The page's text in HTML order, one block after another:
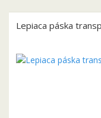
Lepiaca páska